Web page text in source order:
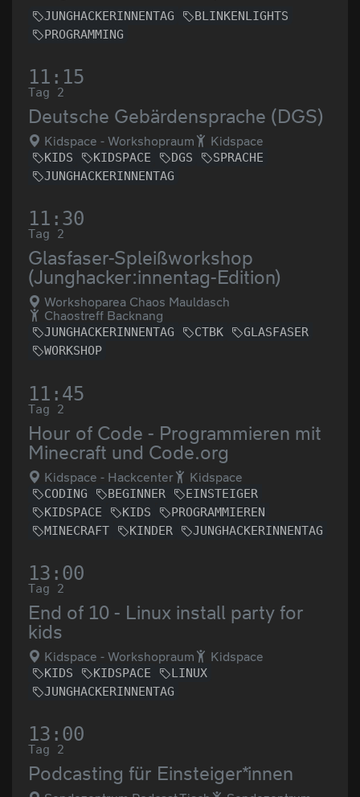
JUNGHACKERINNENTAG
BLINKENLIGHTS
PROGRAMMING
11:15
Tag 2
Deutsche Gebärdensprache (DGS)
Kidspace - Workshopraum Kidspace
KIDS KIDSPACE DGS
SPRACHE
JUNGHACKERINNENTAG
11:30
Tag 2
Glasfaser-Spleißworkshop
(Junghacker:innentag-Edition)
Workshoparea Chaos Mauldasch
Chaostreff Backnang
JUNGHACKERINNENTAG CTBK
GLASFASER
WORKSHOP
11:45
Tag 2
Hour of Code - Programmieren mit
Minecraft und Code.org
Kidspace - Hackcenter Kidspace
CODING BEGINNER
EINSTEIGER
KIDSPACE
KIDS
PROGRAMMIEREN
MINECRAFT
KINDER JUNGHACKERINNENTAG
13:00
Tag 2
End of 10 - Linux install party for
kids
Kidspace - Workshopraum Kidspace
KIDS KIDSPACE
LINUX
JUNGHACKERINNENTAG
13:00
Tag 2
Podcasting für Einsteiger*innen